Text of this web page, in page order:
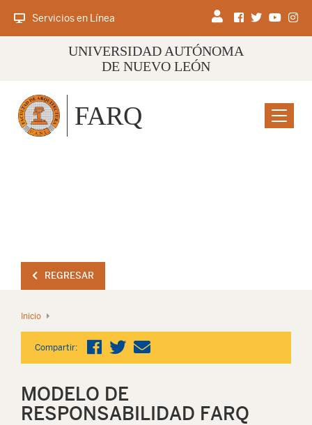
Servicios en Línea
UNIVERSIDAD AUTÓNOMA
DE NUEVO LEÓN
Menu
FARQ
REGRESAR
Inicio
Compartir:
MODELO DE
RESPONSABILIDAD FARQ